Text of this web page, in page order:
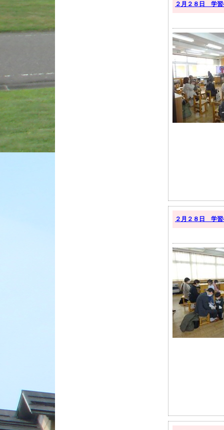
２月２８日 学
２月２８日 学